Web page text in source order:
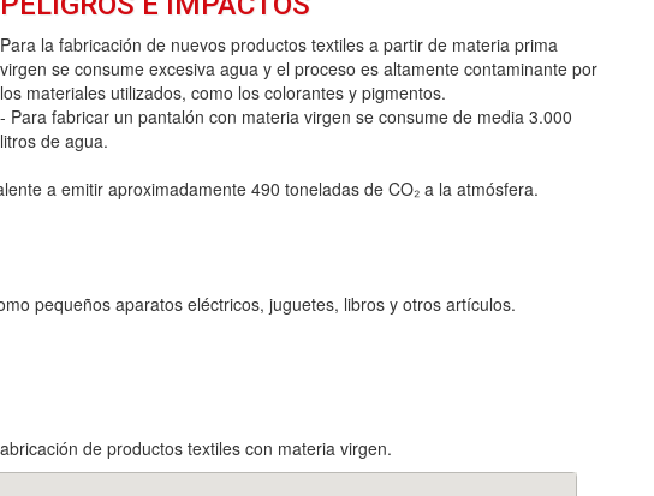
Para la fabricación de nuevos productos textiles a partir de materia prima
virgen se consume excesiva agua y el proceso es altamente contaminante por
los materiales utilizados, como los colorantes y pigmentos.
- Para fabricar un pantalón con materia virgen se consume de media 3.000
litros de agua.
a emitir aproximadamente 490 toneladas de CO₂ a la atmósfera.
pequeños aparatos eléctricos, juguetes, libros y otros artículos.
de productos textiles con materia virgen.